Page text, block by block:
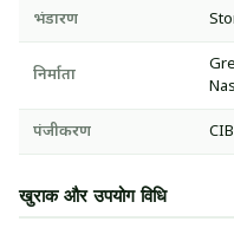
भंडारण
निर्माता
पंजीकरण
खुराक और उपयोग विधि